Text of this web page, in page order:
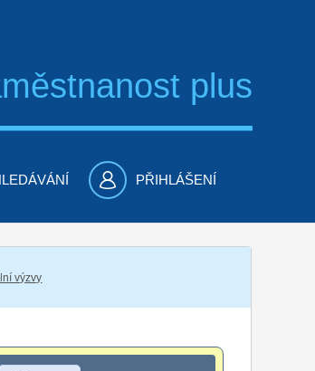
plus
PŘIHLÁŠENÍ
výzvy